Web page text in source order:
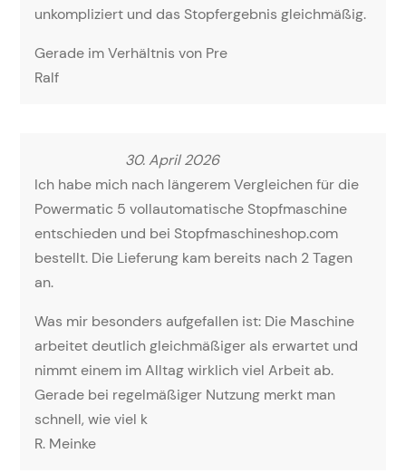
unkompliziert und das Stopfergebnis gleichmäßig.
Gerade im Verhältnis von Pre
Ralf
30. April 2026
Ich habe mich nach längerem Vergleichen für die
Powermatic 5 vollautomatische Stopfmaschine
entschieden und bei Stopfmaschineshop.com
bestellt. Die Lieferung kam bereits nach 2 Tagen
an.
Was mir besonders aufgefallen ist: Die Maschine
arbeitet deutlich gleichmäßiger als erwartet und
nimmt einem im Alltag wirklich viel Arbeit ab.
Gerade bei regelmäßiger Nutzung merkt man
schnell, wie viel k
R. Meinke